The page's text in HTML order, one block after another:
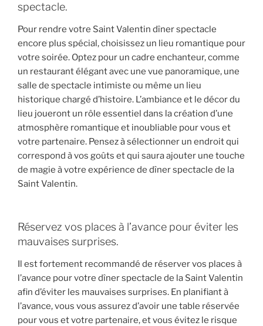
spectacle.
Pour rendre votre Saint Valentin dîner spectacle
encore plus spécial, choisissez un lieu romantique pour
votre soirée. Optez pour un cadre enchanteur, comme
un restaurant élégant avec une vue panoramique, une
salle de spectacle intimiste ou même un lieu
historique chargé d’histoire. L’ambiance et le décor du
lieu joueront un rôle essentiel dans la création d’une
atmosphère romantique et inoubliable pour vous et
votre partenaire. Pensez à sélectionner un endroit qui
correspond à vos goûts et qui saura ajouter une touche
de magie à votre expérience de dîner spectacle de la
Saint Valentin.
Réservez vos places à l’avance pour éviter les
mauvaises surprises.
Il est fortement recommandé de réserver vos places à
l’avance pour votre dîner spectacle de la Saint Valentin
afin d’éviter les mauvaises surprises. En planifiant à
l’avance, vous vous assurez d’avoir une table réservée
pour vous et votre partenaire, et vous évitez le risque